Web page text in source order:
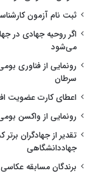
ثبت نام آزمون
اگر روحیه جهادی در
می‌شود
رونمایی از فناوری
سرطان
اعطای کارت عضویت
رونمایی از واکسن بومی
تقدیر از جهادگران
جهاددانشگاهی
برندگان مسابقه عکاسی از